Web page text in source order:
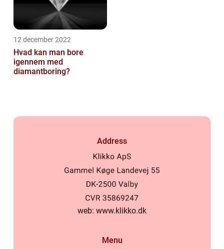
12 december 2022
Hvad kan man bore
igennem med
diamantboring?
Address
web: www.klikko.dk
Menu